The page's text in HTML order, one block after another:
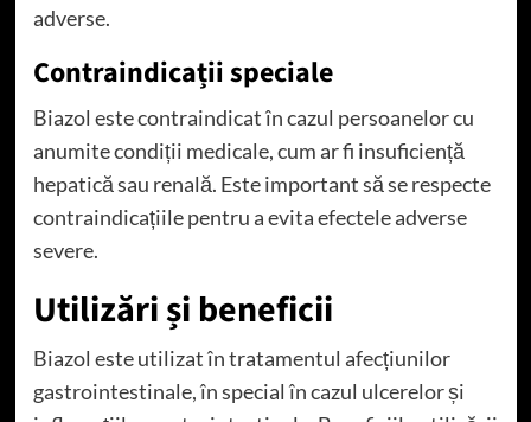
adverse.
Contraindicații speciale
Biazol este contraindicat în cazul persoanelor cu
anumite condiții medicale, cum ar fi insuficiență
hepatică sau renală. Este important să se respecte
contraindicațiile pentru a evita efectele adverse
severe.
Utilizări și beneficii
Biazol este utilizat în tratamentul afecțiunilor
gastrointestinale, în special în cazul ulcerelor și